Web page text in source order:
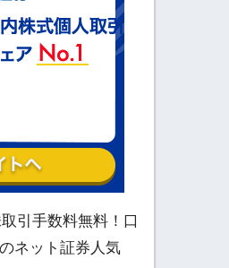
引手数料無料！口
ネット証券人気